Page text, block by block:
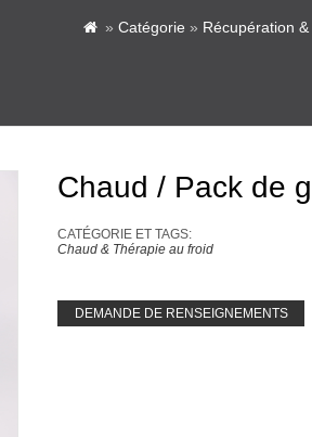
 » Catégorie » Récupération
Chaud / Pack de
CATÉGORIE ET ​​TAGS:
Chaud & Thérapie au froid
DEMANDE DE RENSEIGNEMENTS